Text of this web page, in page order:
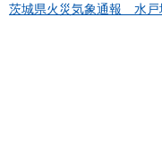
茨城県火災気象通報 水戸